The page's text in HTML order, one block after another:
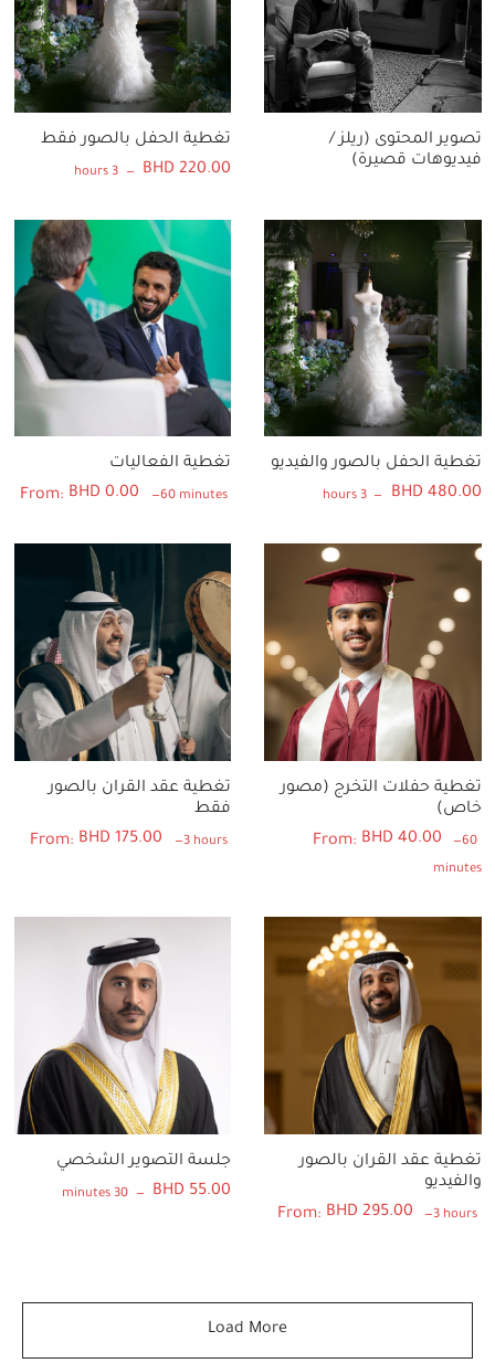
تصوير المحتوى (ريلز /
فيديوهات قصيرة)
تغطية الحفل بالصور فقط
BHD 220.00
3 hours
تغطية الحفل بالصور والفيديو
BHD 480.00
3 hours
تغطية الفعاليات
From: BHD 0.00 60 minutes
تغطية حفلات التخرج (مصور
خاص)
From: BHD 40.00
60
minutes
تغطية عقد القران بالصور
فقط
From: BHD 175.00 3 hours
تغطية عقد القران بالصور
والفيديو
From: BHD 295.00 3 hours
جلسة التصوير الشخصي
BHD 55.00
30 minutes
Load More